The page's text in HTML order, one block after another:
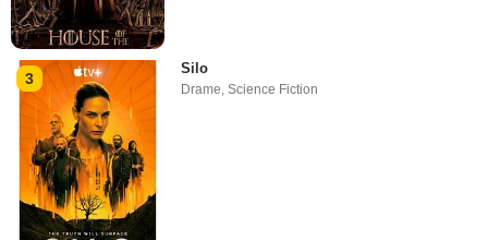
3
Silo
Drame ,Science Fiction